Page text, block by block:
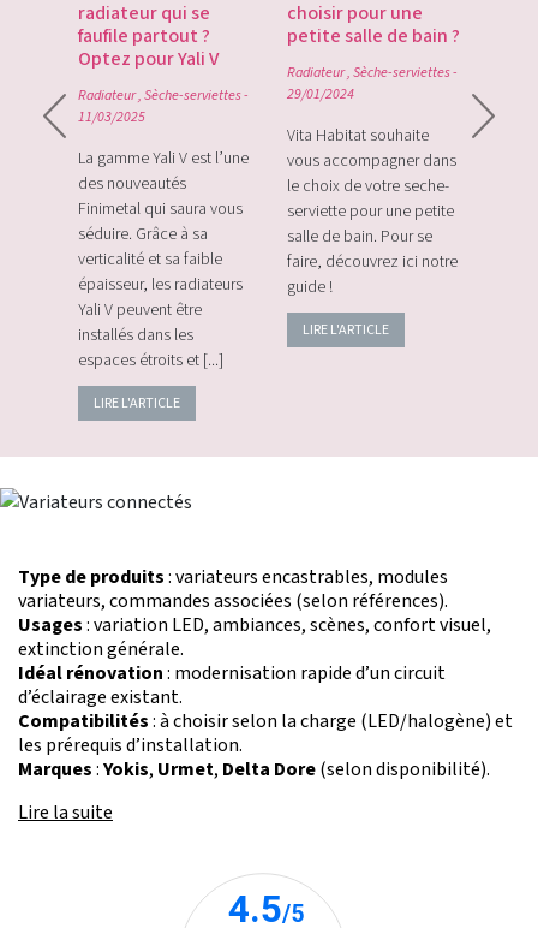
radiateur qui se
faufile partout ?
Optez pour Yali V
Radiateur,Sèche-serviettes-
11/03/2025
La gamme Yali V est l’une
des nouveautés
Finimetal qui saura vous
séduire. Grâce à sa
verticalité et sa faible
épaisseur, les radiateurs
Yali V peuvent être
installés dans les
espaces étroits et [...]
LIRE L'ARTICLE
choisir pour une
petite salle de bain ?
Radiateur,Sèche-serviettes-
29/01/2024
Vita Habitat souhaite
vous accompagner dans
le choix de votre seche-
serviette pour une petite
salle de bain. Pour se
faire, découvrez ici notre
guide !
LIRE L'ARTICLE
Type de produits: variateurs encastrables, modules
variateurs, commandes associées (selon références).
Usages: variation LED, ambiances, scènes, confort visuel,
extinction générale.
Idéal rénovation: modernisation rapide d’un circuit
d’éclairage existant.
Compatibilités: à choisir selon la charge (LED/halogène) et
les prérequis d’installation.
Marques:Yokis, Urmet, Delta Dore(selon disponibilité).
Lire la suite